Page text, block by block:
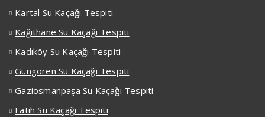
Kartal Su Kaçağı Tespiti
Kağıthane Su Kaçağı Tespiti
Kadıköy Su Kaçağı Tespiti
Güngören Su Kaçağı Tespiti
Gaziosmanpaşa Su Kaçağı Tespiti
Fatih Su Kaçağı Tespiti